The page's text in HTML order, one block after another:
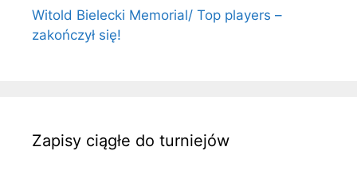
Witold Bielecki Memorial/ Top players –
zakończył się!
Zapisy ciągłe do turniejów